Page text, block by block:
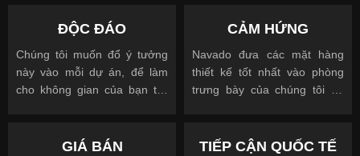
ĐỘC ĐÁO
Chúng tôi muốn đổ ý tưởng
này vào mỗi dự án, để làm
cho không gian của bạn trở
CẢM HỨNG
Navado đưa các mặt hàng
thiết kế tốt nhất vào phòng
trưng bày của chúng tôi để
GIÁ BÁN TIẾP CẬN QUỐC TẾ